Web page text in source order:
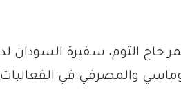
حاج التوم، سفيرة السودان
والمصرفي في الفعاليات